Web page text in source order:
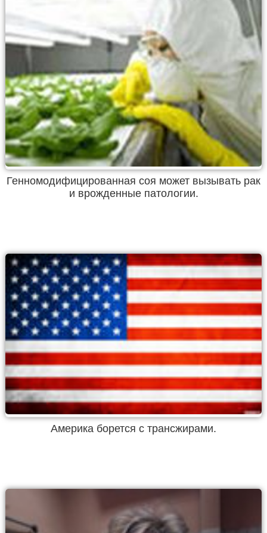
Генномодифицированная соя может вызывать рак
и врожденные патологии.
Америка борется с трансжирами.